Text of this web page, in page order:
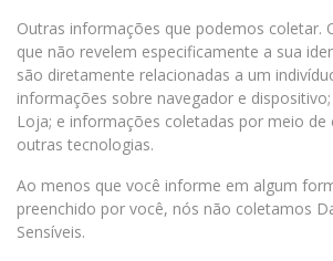
Outras informações que podemos coletar.
que não revelem especificamente a sua
são diretamente relacionadas a um
informações sobre navegador e
Loja; e informações coletadas por meio de
outras tecnologias.
Ao menos que você informe em algum
preenchido por você, nós não coletamos
Sensíveis.